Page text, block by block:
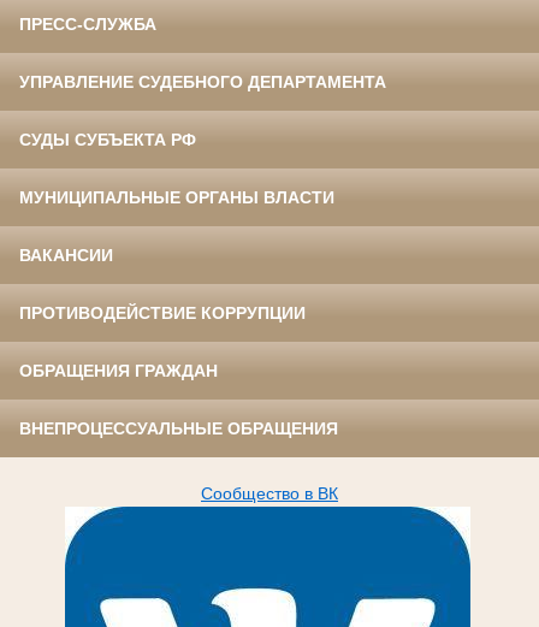
ПРЕСС-СЛУЖБА
УПРАВЛЕНИЕ СУДЕБНОГО ДЕПАРТАМЕНТА
СУДЫ СУБЪЕКТА РФ
МУНИЦИПАЛЬНЫЕ ОРГАНЫ ВЛАСТИ
ВАКАНСИИ
ПРОТИВОДЕЙСТВИЕ КОРРУПЦИИ
ОБРАЩЕНИЯ ГРАЖДАН
ВНЕПРОЦЕССУАЛЬНЫЕ ОБРАЩЕНИЯ
Сообщество в ВК